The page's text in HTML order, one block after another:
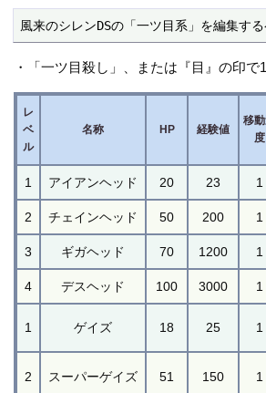
風来のシレンDSの「一ツ目系」を編集する
・「一ツ目殺し」、または『目』の印で
レ
ベ
ル
名称 HP 経験値
移
度
1 アイアンヘッド 20 23 1
2 チェインヘッド 50 200 1
3 ギガヘッド 70 1200 1
4 デスヘッド 100 3000 1
1 ゲイズ 18 25 1
2 スーパーゲイズ 51 150 1